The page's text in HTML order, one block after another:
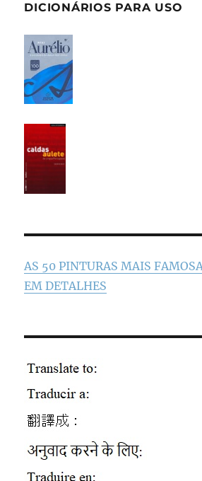
DICIONÁRIOS PARA USO
AS 50 PINTURAS MAIS
EM DETALHES